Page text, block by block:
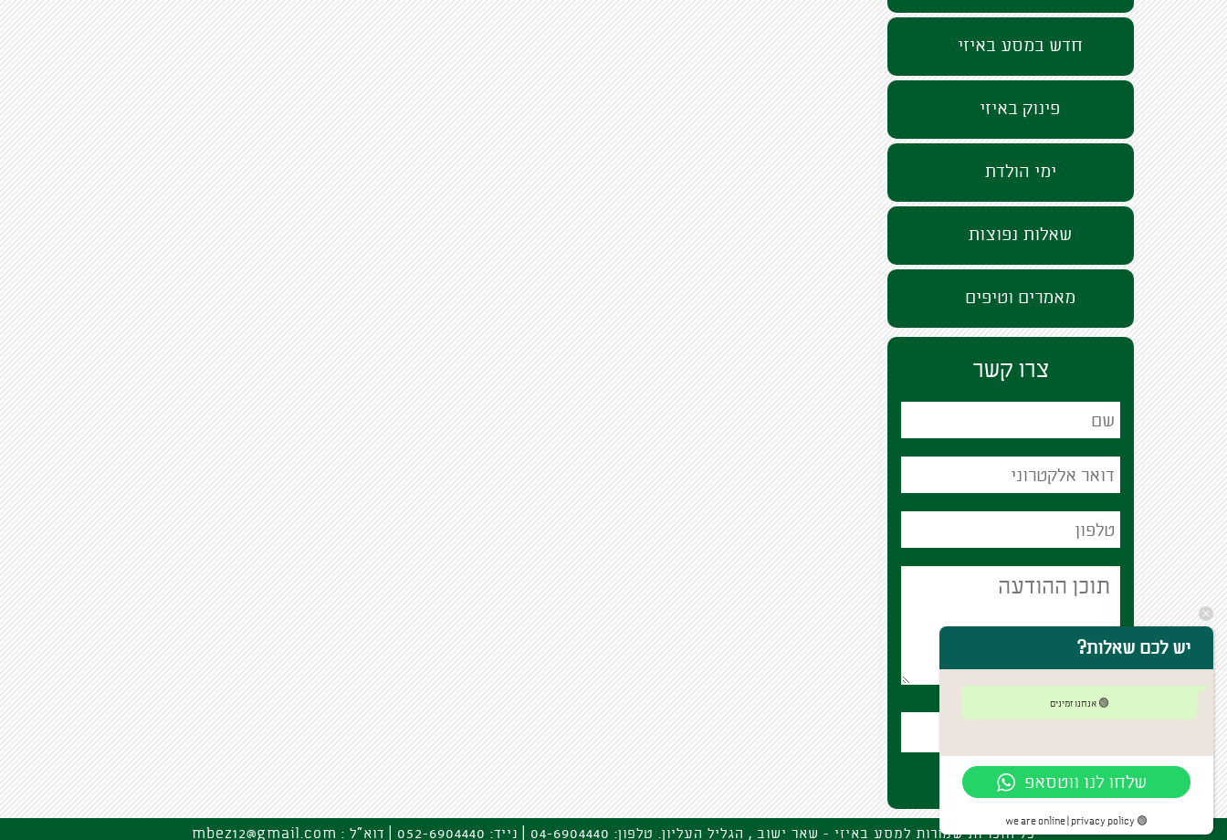
חדש במסע באיזי
פינוק באיזי
ימי הולדת
שאלות נפוצות
מאמרים וטיפים
צרו קשר
mbez12@gmail.com : כל הזכויות שמורות למסע באיזי - שאר ישוב , הגליל העליון. טלפון: 04-6904440 | נייד: 052-6904440 | דוא"ל
יש לכם שאלות?
🟢 אנחנו זמינים
שלחו לנו ווטסאפ
🟢 we are online | privacy policy